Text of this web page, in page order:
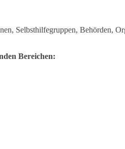
Selbsthilfegruppen, Behörden,
Bereichen: